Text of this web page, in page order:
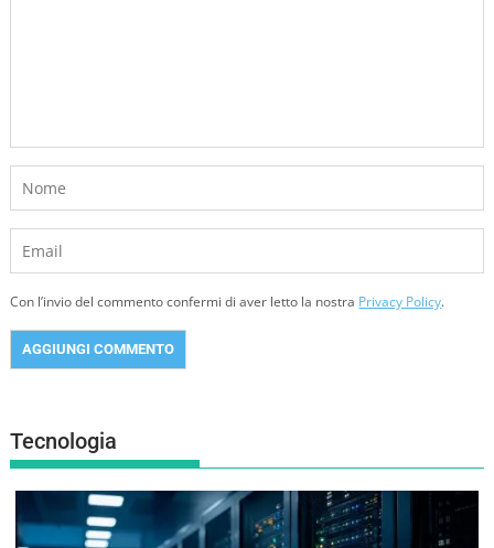
Con l’invio del commento confermi di aver letto la nostra Privacy Policy.
Tecnologia